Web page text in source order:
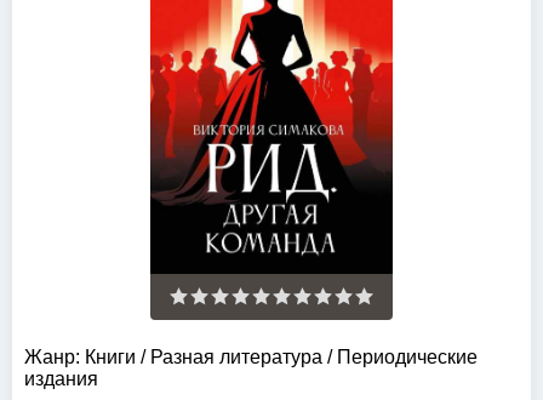
Жанр: Книги / Разная литература / Периодические
издания